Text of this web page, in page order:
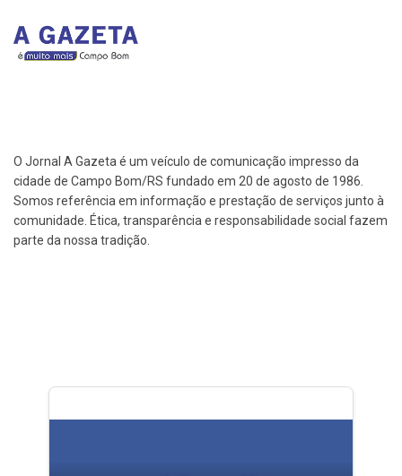
O Jornal A Gazeta é um veículo de comunicação impresso da
cidade de Campo Bom/RS fundado em 20 de agosto de 1986.
Somos referência em informação e prestação de serviços junto à
comunidade. Ética, transparência e responsabilidade social fazem
parte da nossa tradição.